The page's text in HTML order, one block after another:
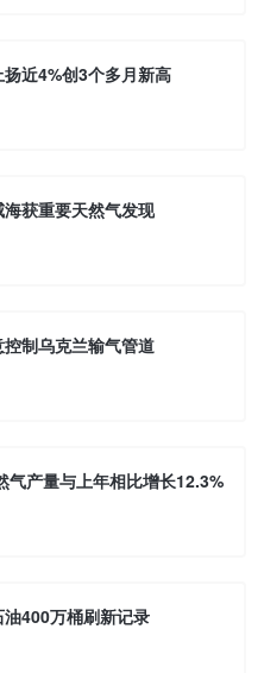
近4%创3个多月新高
获重要天然气发现
制乌克兰输气管道
气产量与上年相比增长12.3%
400万桶刷新记录